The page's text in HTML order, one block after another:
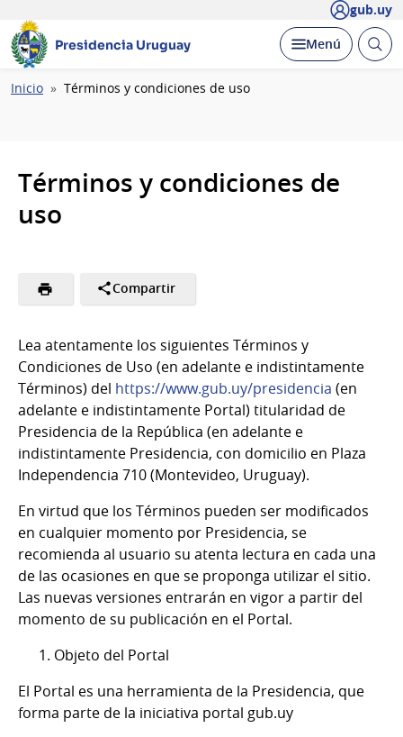
gub.uy
Presidencia Uruguay Desplegar
Menú Abrir
Ruta
Inicio Términos y condiciones de uso
Términos y condiciones de
uso
Compartir
Lea atentamente los siguientes Términos y
Condiciones de Uso (en adelante e indistintamente
Términos) del https://www.gub.uy/presidencia (en
adelante e indistintamente Portal) titularidad de
Presidencia de la República (en adelante e
indistintamente Presidencia, con domicilio en Plaza
Independencia 710 (Montevideo, Uruguay).
En virtud que los Términos pueden ser modificados
en cualquier momento por Presidencia, se
recomienda al usuario su atenta lectura en cada una
de las ocasiones en que se proponga utilizar el sitio.
Las nuevas versiones entrarán en vigor a partir del
momento de su publicación en el Portal.
Objeto del Portal
El Portal es una herramienta de la Presidencia, que
forma parte de la iniciativa portal gub.uy